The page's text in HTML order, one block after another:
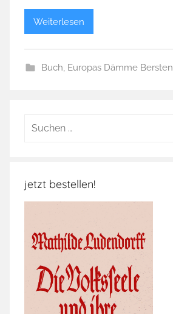
Weiterlesen
Buch, Europas Dämme Bersten
Suchen
jetzt bestellen!